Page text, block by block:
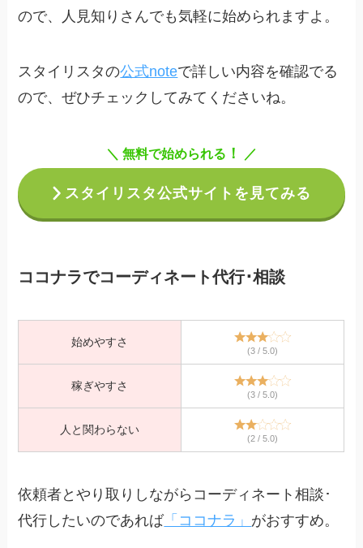
ので、人見知りさんでも気軽に始められますよ。
スタイリスタの公式noteで詳しい内容を確認でる
ので、ぜひチェックしてみてくださいね。
＼ 無料で始められる ！ ／
スタイリスタ公式サイトを見てみる
ココナラでコーディネート代行･相談
始めやすさ
(3 / 5.0)
稼ぎやすさ
(3 / 5.0)
人と関わらない
(2 / 5.0)
依頼者とやり取りしながらコーディネート相談･
代行したいのであれば「ココナラ」 がおすすめ。